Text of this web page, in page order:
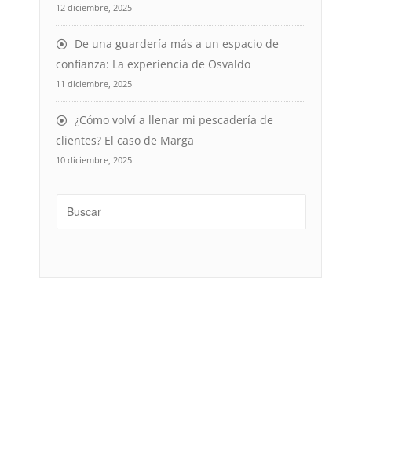
12 diciembre, 2025
De una guardería más a un espacio de
confianza: La experiencia de Osvaldo
11 diciembre, 2025
¿Cómo volví a llenar mi pescadería de
clientes? El caso de Marga
10 diciembre, 2025